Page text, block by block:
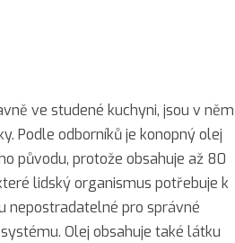
ve studené kuchyni, jsou v něm
Podle odborníků je konopný olej
původu, protože obsahuje až 80
lidský organismus potřebuje k
nepostradatelné pro správné
Olej obsahuje také látku